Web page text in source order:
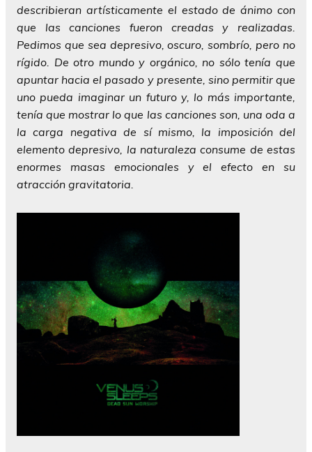
describieran artísticamente el estado de ánimo con
que las canciones fueron creadas y realizadas.
Pedimos que sea depresivo, oscuro, sombrío, pero no
rígido. De otro mundo y orgánico, no sólo tenía que
apuntar hacia el pasado y presente, sino permitir que
uno pueda imaginar un futuro y, lo más importante,
tenía que mostrar lo que las canciones son, una oda a
la carga negativa de sí mismo, la imposición del
elemento depresivo, la naturaleza consume de estas
enormes masas emocionales y el efecto en su
atracción gravitatoria.